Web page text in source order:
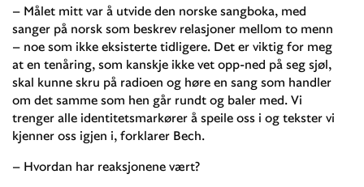
– Målet mitt var å utvide den norske sangboka, med
sanger på norsk som beskrev relasjoner mellom to menn
– noe som ikke eksisterte tidligere. Det er viktig for meg
at en tenåring, som kanskje ikke vet opp-ned på seg sjøl,
skal kunne skru på radioen og høre en sang som handler
om det samme som hen går rundt og baler med. Vi
trenger alle identitetsmarkører å speile oss i og tekster vi
kjenner oss igjen i, forklarer Bech.
– Hvordan har reaksjonene vært?